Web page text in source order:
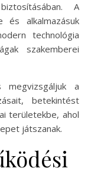
A
és alkalmazásuk
technológia
szakemberei
megvizsgáljuk a
betekintést
területekbe, ahol
játszanak.